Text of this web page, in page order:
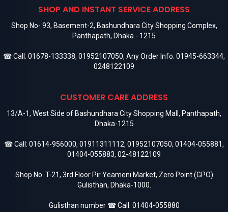
SHOP AND INSTANT SERVICE ADDRESS
Shop No- 93, Basement-2, Bashundhara City Shopping Complex,
Panthapath, Dhaka - 1215
☎ Call: 01678-133338, 01952107050, Any Order Info: 01945-663344,
0248122109
CUSTOMER CARE ADDRESS
13/A-1, West Side of Bashundhara City Shopping Mall, Panthapath,
Dhaka-1215
☎ Call: 01614-956000, 01911311112, 01952107050, 01404-055881,
01404-055883, 02-48122109
Shop No. T-21, 3rd Floor Pir Yeameni Market, Zero Point (GPO)
Gulisthan, Dhaka-1000.
Gulisthan number ☎ Call: 01404-055880